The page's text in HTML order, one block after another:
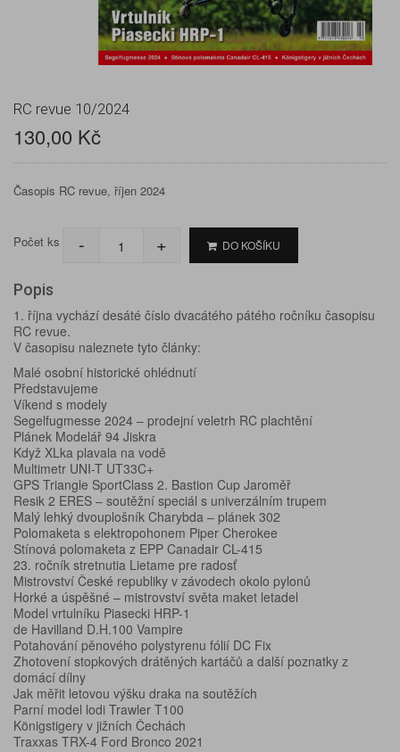
RC revue 10/2024
130,00 Kč
Časopis RC revue, říjen 2024
Počet ks - + DO KOŠÍKU
Popis
1. října vychází desáté číslo dvacátého pátého ročníku časopisu
RC revue.
V časopisu naleznete tyto články:
Malé osobní historické ohlédnutí
Představujeme
Víkend s modely
Segelfugmesse 2024 – prodejní veletrh RC plachtění
Plánek Modelář 94 Jiskra
Když XLka plavala na vodě
Multimetr UNI-T UT33C+
GPS Triangle SportClass 2. Bastion Cup Jaroměř
Resik 2 ERES – soutěžní speciál s univerzálním trupem
Malý lehký dvouplošník Charybda – plánek 302
Polomaketa s elektropohonem Piper Cherokee
Stínová polomaketa z EPP Canadair CL-415
23. ročník stretnutia Lietame pre radosť
Mistrovství České republiky v závodech okolo pylonů
Horké a úspěšné – mistrovství světa maket letadel
Model vrtulníku Piasecki HRP-1
de Havilland D.H.100 Vampire
Potahování pěnového polystyrenu fólií DC Fix
Zhotovení stopkových drátěných kartáčů a další poznatky z
domácí dílny
Jak měřit letovou výšku draka na soutěžích
Parní model lodi Trawler T100
Königstigery v jižních Čechách
Traxxas TRX-4 Ford Bronco 2021